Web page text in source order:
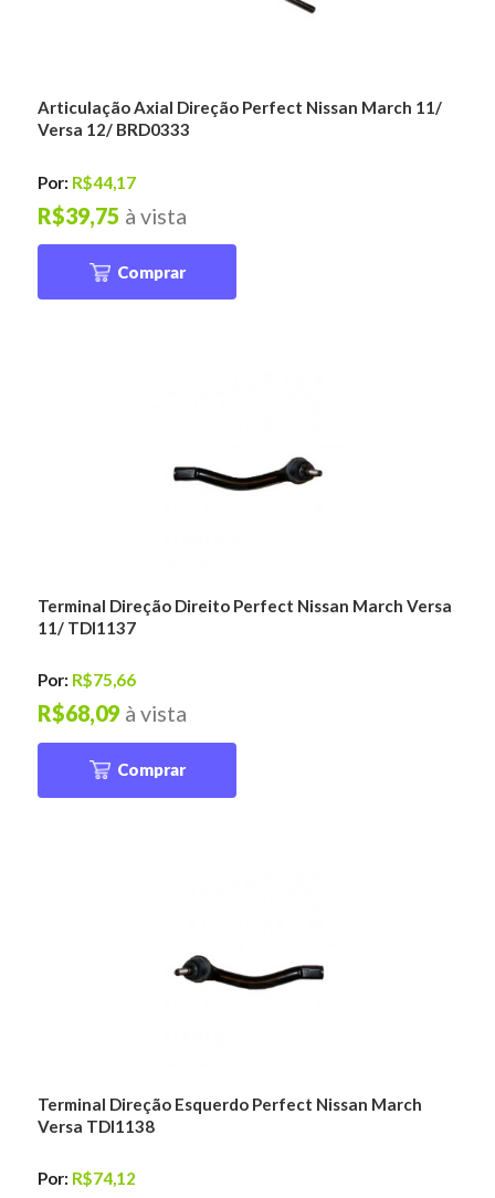
Articulação Axial Direção Perfect Nissan March 11/
Versa 12/ BRD0333
Por: R$44,17
à vista
R$39,75
Comprar
Terminal Direção Direito Perfect Nissan March Versa
11/ TDI1137
Por: R$75,66
à vista
R$68,09
Comprar
Terminal Direção Esquerdo Perfect Nissan March
Versa TDI1138
Por: R$74,12